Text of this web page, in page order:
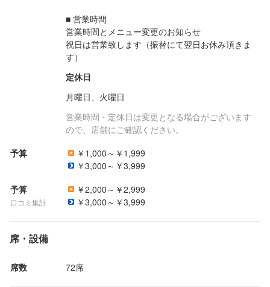
■ 営業時間
営業時間とメニュー変更のお知らせ
祝日は営業致します（振替にて翌日お休み頂きま
す）
定休日
月曜日、火曜日
営業時間・定休日は変更となる場合がございます
ので、店舗にご確認ください。
予算
￥1,000～￥1,999
￥3,000～￥3,999
予算
口コミ集計
￥2,000～￥2,999
￥3,000～￥3,999
席・設備
席数 72席